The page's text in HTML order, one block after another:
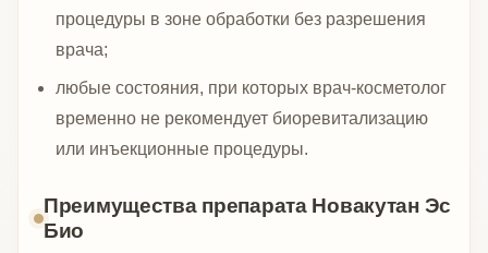
процедуры в зоне обработки без разрешения
врача;
любые состояния, при которых врач-косметолог
временно не рекомендует биоревитализацию
или инъекционные процедуры.
Преимущества препарата Новакутан Эс
Био